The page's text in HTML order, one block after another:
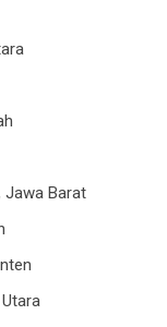
Jawa Barat